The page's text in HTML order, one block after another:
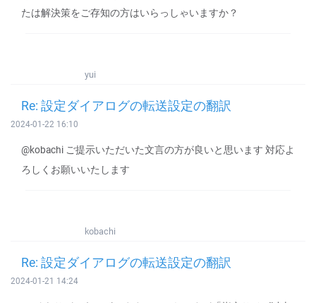
たは解決策をご存知の方はいらっしゃいますか？
yui
Re: 設定ダイアログの転送設定の翻訳
2024-01-22 16:10
@kobachi ご提示いただいた文言の方が良いと思います 対応よ
ろしくお願いいたします
kobachi
Re: 設定ダイアログの転送設定の翻訳
2024-01-21 14:24